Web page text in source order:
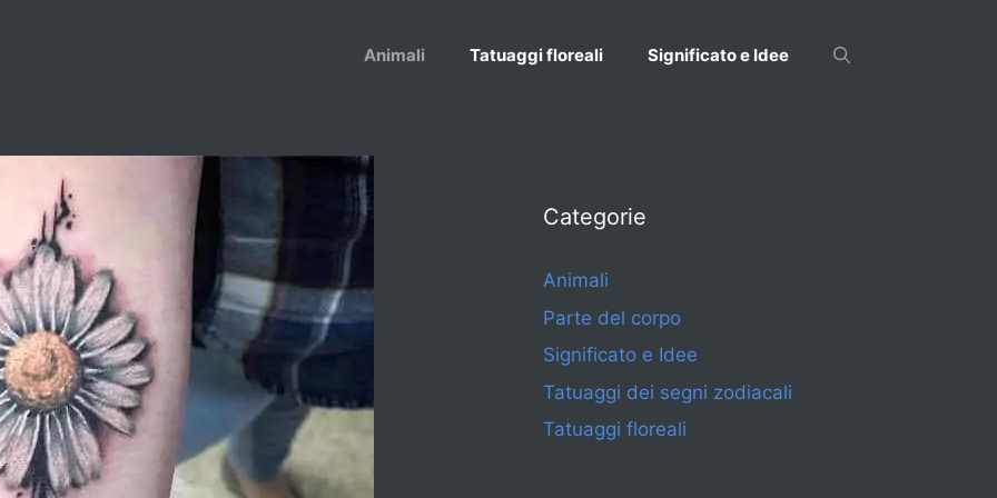
Animali Tatuaggi floreali Significato e Idee
Categorie
Animali
Parte del corpo
Significato e Idee
Tatuaggi dei segni zodiacali
Tatuaggi floreali